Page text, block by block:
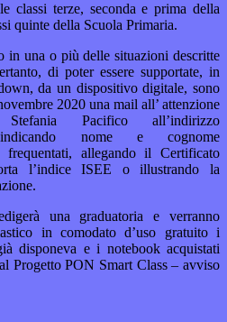
classi terze, seconda e prima della
quinte della Scuola Primaria.
in una o più delle situazioni descritte
di poter essere supportate, in
da un dispositivo digitale, sono
2020 una mail all’ attenzione
Pacifico all’indirizzo
nome e cognome
frequentati, allegando il Certificato
l’indice ISEE o illustrando la
una graduatoria e verranno
in comodato d’uso gratuito i
disponeva e i notebook acquistati
Progetto PON Smart Class – avviso